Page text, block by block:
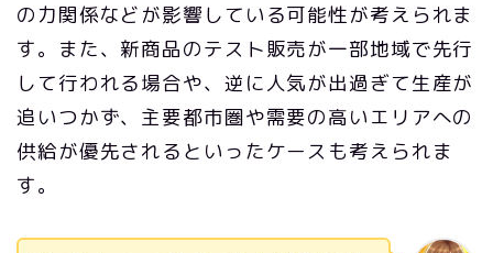
の力関係などが影響している可能性が考えられま
す。また、新商品のテスト販売が一部地域で先行
して行われる場合や、逆に人気が出過ぎて生産が
追いつかず、主要都市圏や需要の高いエリアへの
供給が優先されるといったケースも考えられま
す。